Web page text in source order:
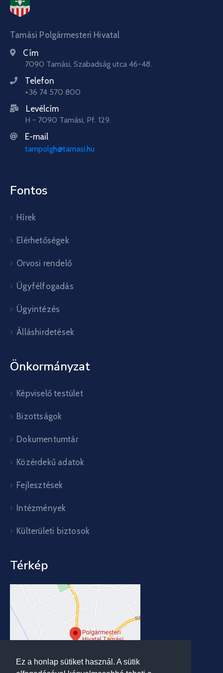
Ez a honlap sütiket használ. A sütik
Tamási Polgármesteri Hivatal
Cím
7090 Tamási, Szabadság utca 46-48.
Telefon
+36 74 570 800
Levélcím
H - 7090 Tamási, Pf. 129.
E-mail
tampolgh@tamasi.hu
Fontos
Hírek
Elérhetőségek
Orvosi rendelő
Ügyfélfogadás
Ügyintézés
Álláshirdetések
Önkormányzat
Képviselő testület
Bizottságok
Dokumentumtár
Közérdekű adatok
Fejlesztések
Intézmények
Külterületi biztosok
Térkép